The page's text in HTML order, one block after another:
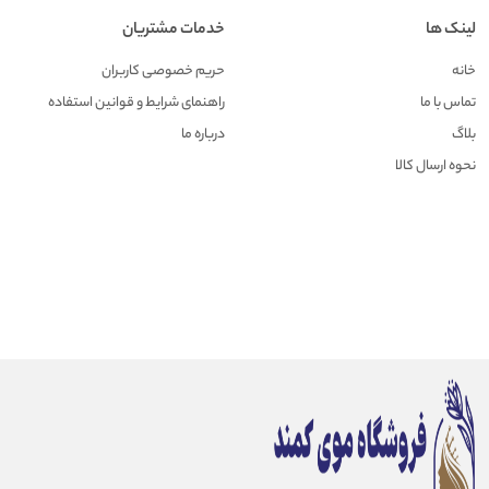
لینک ها
خانه
تماس با ما
بلاگ
نحوه ارسال کالا
خدمات مشتریان
حریم خصوصی کاربران
راهنمای شرایط و قوانین استفاده
درباره ما